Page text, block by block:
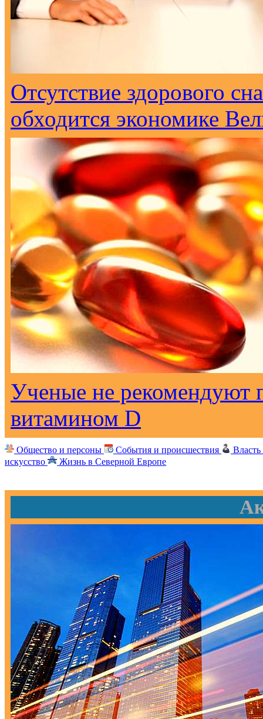
Отсутствие здорового
обходится экономике
Ученые не рекомендуют
витамином D
Общество и персоны События и происшествия
искусство
Жизнь в Северной Европе